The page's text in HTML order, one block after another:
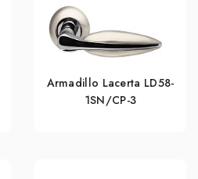
Armadillo Lacerta LD58-
1SN/CP-3